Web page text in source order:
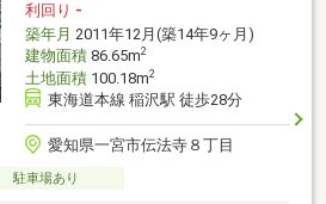
利回り -
築年月 2011年12月(築14年9ヶ月)
建物面積86.65m2
土地面積100.18m2
東海道本線 稲沢駅 徒歩28分
愛知県一宮市伝法寺８丁目
駐車場あり